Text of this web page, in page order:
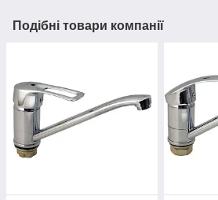
Подібні товари компанії